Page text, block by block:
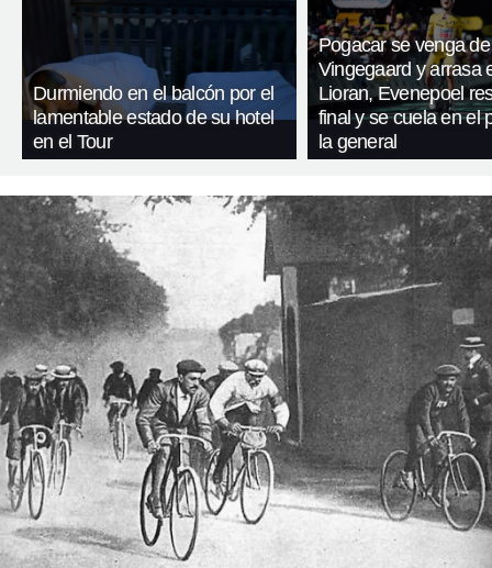
Durmiendo en el balcón por el
lamentable estado de su hotel
en el Tour
Pogacar se venga de
Vingegaard y arrasa
Lioran, Evenepoel
final y se cuela en el
la general